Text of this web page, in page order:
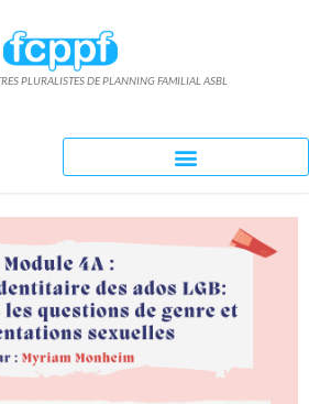
PLURALISTES DE PLANNING FAMILIAL ASBL